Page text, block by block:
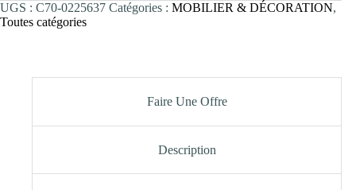
UGS : C70-0225637 Catégories : MOBILIER & DÉCORATION,
Toutes catégories
Faire Une Offre
Description